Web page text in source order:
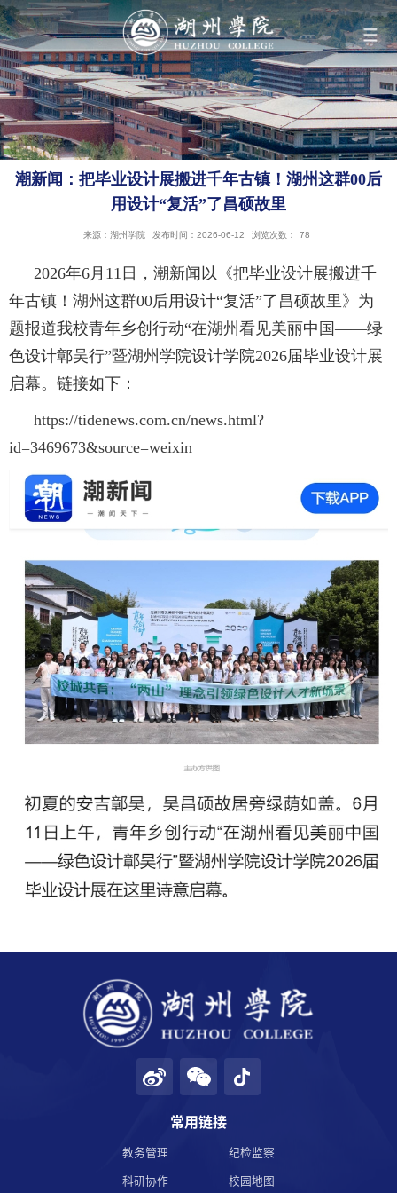
导航
学院概况
科学研究
队伍建设
招生就业
合作交流
信息服务
链接
数字湖院
教务管理
学校邮箱
领导信箱
潮新闻：把毕业设计展搬进千年古镇！湖州这群00后
用设计“复活”了昌硕故里
来源：湖州学院 发布时间：2026-06-12 浏览次数： 78
2026年6月11日，潮新闻以《把毕业设计展搬进千
年古镇！湖州这群00后用设计“复活”了昌硕故里》为
题报道我校青年乡创行动“在湖州看见美丽中国——绿
色设计鄣吴行”暨湖州学院设计学院2026届毕业设计展
启幕。 链接如下：
https://tidenews.com.cn/news.html?
id=3469673&source=weixin
常用链接
教务管理
科研协作
纪检监察
校园地图